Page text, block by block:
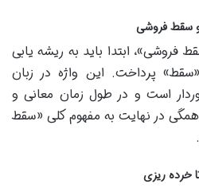
سقط فروشی
فروشی»، ابتدا باید به ریشه یابی
پرداخت. این واژه در زبان
است و در طول زمان معانی و
همگی در نهایت به مفهوم کلی «سقط